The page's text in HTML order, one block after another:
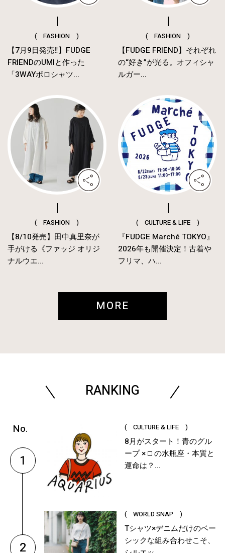
( FASHION )
【7月9日発売‼︎】FUDGE
FRIENDのUMIと作った
「3WAYポロシャツ...
( FASHION )
【FUDGE FRIEND】それぞれ
の“好き”が光る。オフィシャ
ルガー...
( FASHION )
【8/10発売】田中真里奈が
手がける《ファッジ オリジ
ナルウエ...
( CULTURE & LIFE )
『FUDGE Marché TOKYO』
2026年も開催決定！古着や
フリマ、ハ...
MORE
RANKING
1
( CULTURE & LIFE )
8月がスタート！青のグル
ープ × □ の水瓶座・本質と
運命は？...
2
( WORLD SNAP )
Tシャツ×デニムだけのベー
シックな組み合わせこそ、